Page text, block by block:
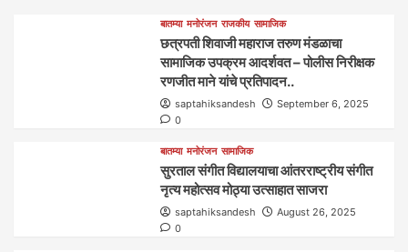
बातम्या मनोरंजन राजकीय सामाजिक
छत्रपती शिवाजी महाराज तरुण मंडळाचा
सामाजिक उपक्रम आदर्शवत – पोलीस निरीक्षक
रणजीत माने यांचे प्रतिपादन..
saptahiksandesh
September 6, 2025
0
बातम्या मनोरंजन सामाजिक
सुरताल संगीत विद्यालयाचा आंतरराष्ट्रीय संगीत
नृत्य महोत्सव मोठ्या उत्साहात साजरा
saptahiksandesh
August 26, 2025
0